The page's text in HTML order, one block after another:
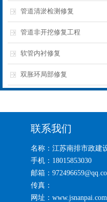
管道清淤检测修复
管道非开挖修复工程
软管内衬修复
双胀环局部修复
联系我们
名称：江苏南排市政建
手机：18015853030
邮箱：
传真：
网址：www.jsnanpai.com